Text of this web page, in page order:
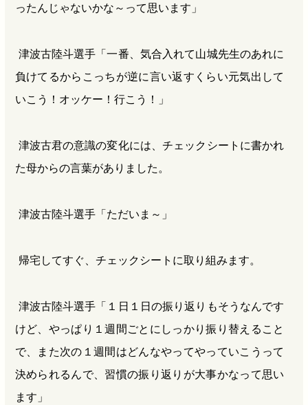
ったんじゃないかな～って思います」
津波古陸斗選手「一番、気合入れて山城先生のあれに
負けてるからこっちが逆に言い返すくらい元気出して
いこう！オッケー！行こう！」
津波古君の意識の変化には、チェックシートに書かれ
た母からの言葉がありました。
津波古陸斗選手「ただいま～」
帰宅してすぐ、チェックシートに取り組みます。
津波古陸斗選手「１日１日の振り返りもそうなんです
けど、やっぱり１週間ごとにしっかり振り替えること
で、また次の１週間はどんなやってやっていこうって
決められるんで、習慣の振り返りが大事かなって思い
ます」